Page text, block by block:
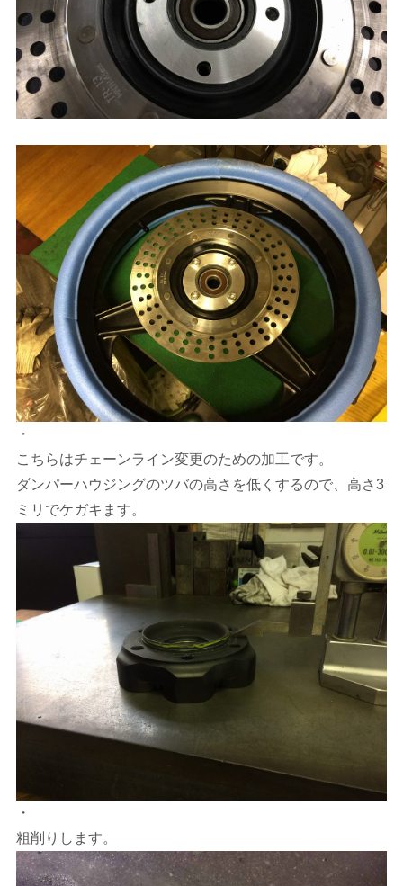
・
こちらはチェーンライン変更のための加工です。
ダンパーハウジングのツバの高さを低くするので、高さ3
ミリでケガキます。
・
粗削りします。